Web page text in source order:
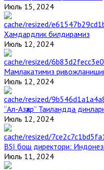
Июль 15, 2024
Ҳамдардлик билдирамиз
Июль 12, 2024
Мамлакатимиз
Июль 12, 2024
“Ал-Азҳар” Таиландда
Июль 12, 2024
BSI бош директори:
Июль 11, 2024